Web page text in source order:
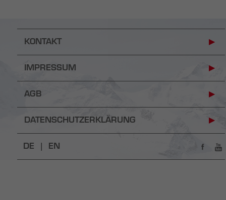
KONTAKT
IMPRESSUM
AGB
DATENSCHUTZERKLÄRUNG
DE | EN